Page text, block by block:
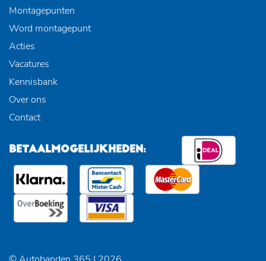
Montagepunten
Word montagepunt
Acties
Vacatures
Kennisbank
Over ons
Contact
BETAALMOGELIJKHEDEN: